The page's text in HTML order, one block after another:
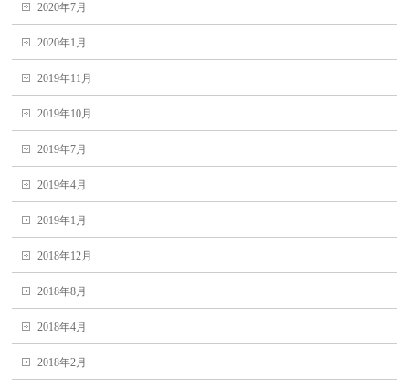
2020年7月
2020年1月
2019年11月
2019年10月
2019年7月
2019年4月
2019年1月
2018年12月
2018年8月
2018年4月
2018年2月